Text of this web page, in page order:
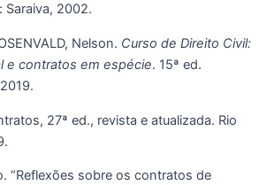
Saraiva, 2002.
Nelson. Curso de Direito Civil:
e contratos em espécie. 15ª ed.
27ª ed., revista e atualizada. Rio
“Reflexões sobre os contratos de